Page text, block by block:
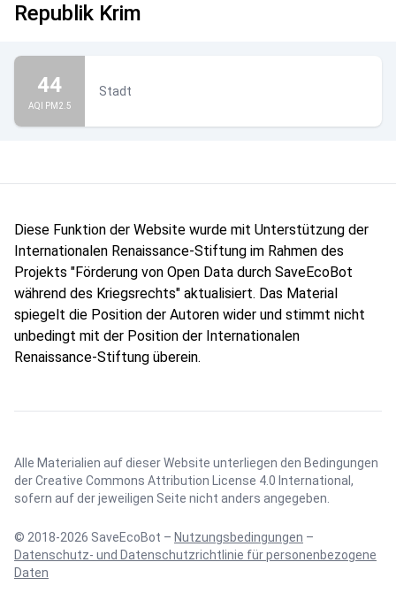
Republik Krim
44
AQI PM2.5
Stadt
Diese Funktion der Website wurde mit Unterstützung der
Internationalen Renaissance-Stiftung im Rahmen des
Projekts "Förderung von Open Data durch SaveEcoBot
während des Kriegsrechts" aktualisiert. Das Material
spiegelt die Position der Autoren wider und stimmt nicht
unbedingt mit der Position der Internationalen
Renaissance-Stiftung überein.
Alle Materialien auf dieser Website unterliegen den Bedingungen
derCreative Commons Attribution License 4.0 International ,
sofern auf der jeweiligen Seite nicht anders angegeben.
© 2018-2026 SaveEcoBot – Nutzungsbedingungen –
Datenschutz- und Datenschutzrichtlinie für personenbezogene
Daten